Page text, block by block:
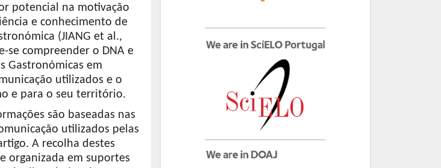
potencial na motivação
e conhecimento de
(JIANG et al.,
se compreender o DNA e
Gastronómicas em
utilizados e o
e para o seu território.
são baseadas nas
utilizados pelas
A recolha destes
organizada em suportes